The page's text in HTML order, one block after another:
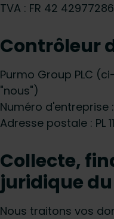
TVA : FR 42
Contrôleur
Purmo Group PLC
"nous")
Numéro d'entreprise
Adresse postale : PL
Collecte,
juridique
Nous traitons vos